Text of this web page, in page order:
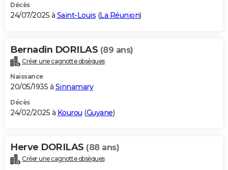
Décès
24/07/2025 à Saint-Louis (La Réunion)
Bernadin DORILAS (89 ans)
Créer une cagnotte obsèques
Naissance
20/05/1935 à Sinnamary
Décès
24/02/2025 à Kourou (Guyane)
Herve DORILAS (88 ans)
Créer une cagnotte obsèques